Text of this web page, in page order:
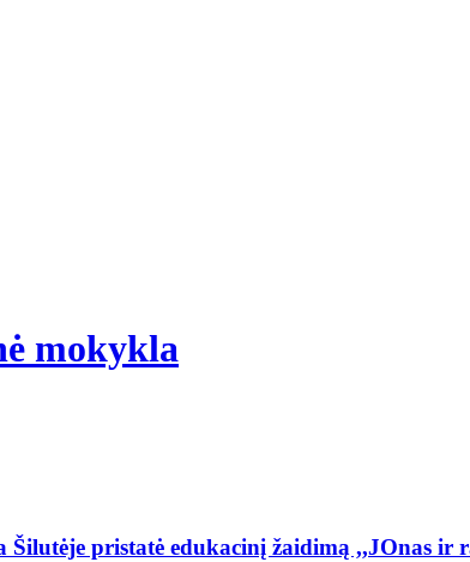
mokykla
pristatė edukacinį žaidimą ,,JOnas ir